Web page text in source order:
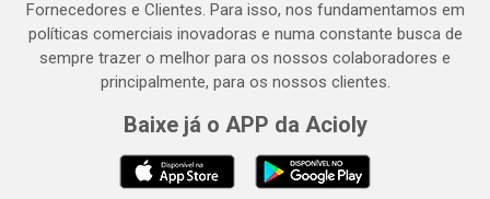
Fornecedores e Clientes. Para isso, nos fundamentamos em
políticas comerciais inovadoras e numa constante busca de
sempre trazer o melhor para os nossos colaboradores e
principalmente, para os nossos clientes.
Baixe já o APP da Acioly